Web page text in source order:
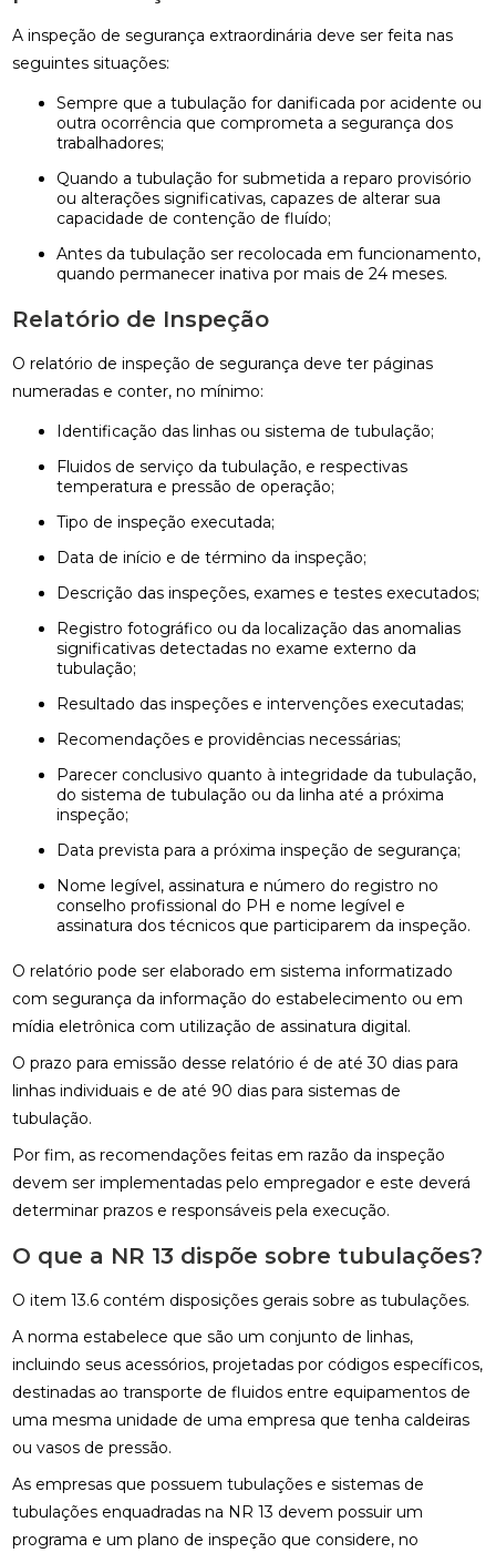
A inspeção de segurança extraordinária deve ser feita nas
seguintes situações:
Sempre que a tubulação for danificada por acidente ou
outra ocorrência que comprometa a segurança dos
trabalhadores;
Quando a tubulação for submetida a reparo provisório
ou alterações significativas, capazes de alterar sua
capacidade de contenção de fluído;
Antes da tubulação ser recolocada em funcionamento,
quando permanecer inativa por mais de 24 meses.
Relatório de Inspeção
O relatório de inspeção de segurança deve ter páginas
numeradas e conter, no mínimo:
Identificação das linhas ou sistema de tubulação;
Fluidos de serviço da tubulação, e respectivas
temperatura e pressão de operação;
Tipo de inspeção executada;
Data de início e de término da inspeção;
Descrição das inspeções, exames e testes executados;
Registro fotográfico ou da localização das anomalias
significativas detectadas no exame externo da
tubulação;
Resultado das inspeções e intervenções executadas;
Recomendações e providências necessárias;
Parecer conclusivo quanto à integridade da tubulação,
do sistema de tubulação ou da linha até a próxima
inspeção;
Data prevista para a próxima inspeção de segurança;
Nome legível, assinatura e número do registro no
conselho profissional do PH e nome legível e
assinatura dos técnicos que participarem da inspeção.
O relatório pode ser elaborado em sistema informatizado
com segurança da informação do estabelecimento ou em
mídia eletrônica com utilização de assinatura digital.
O prazo para emissão desse relatório é de até 30 dias para
linhas individuais e de até 90 dias para sistemas de
tubulação.
Por fim, as recomendações feitas em razão da inspeção
devem ser implementadas pelo empregador e este deverá
determinar prazos e responsáveis pela execução.
O que a NR 13 dispõe sobre tubulações?
O item 13.6 contém disposições gerais sobre as tubulações.
A norma estabelece que são um conjunto de linhas,
incluindo seus acessórios, projetadas por códigos específicos,
destinadas ao transporte de fluidos entre equipamentos de
uma mesma unidade de uma empresa que tenha caldeiras
ou vasos de pressão.
As empresas que possuem tubulações e sistemas de
tubulações enquadradas na NR 13 devem possuir um
programa e um plano de inspeção que considere, no